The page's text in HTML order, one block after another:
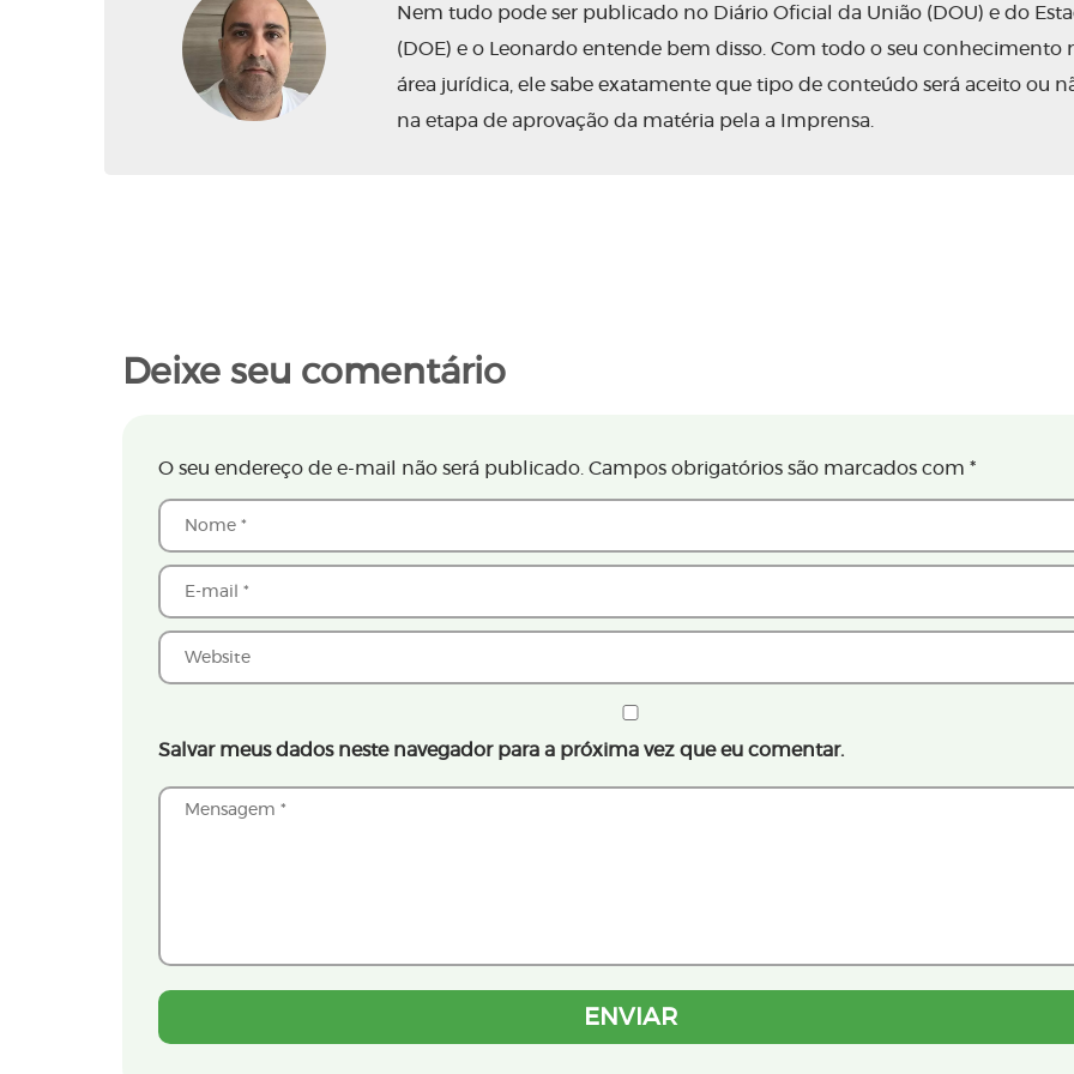
Nem tudo pode ser publicado no Diário Oficial da União (DOU) e do
(DOE) e o Leonardo entende bem disso. Com todo o seu conhecimento
área jurídica, ele sabe exatamente que tipo de conteúdo será aceito ou
na etapa de aprovação da matéria pela a Imprensa.
Deixe seu comentário
O seu endereço de e-mail não será publicado. Campos obrigatórios são marcados com *
Salvar meus dados neste navegador para a próxima vez que eu comentar.